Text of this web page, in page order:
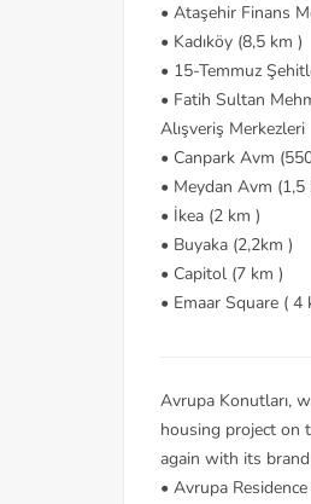
• Ataşehir Finans
• Kadıköy (8,5 km )
• 15-Temmuz
• Fatih Sultan
Alışveriş Merkezleri
• Canpark Avm
• Meydan Avm (1,5
• İkea (2 km )
• Buyaka (2,2km )
• Capitol (7 km )
• Emaar Square ( 4
Avrupa Konutları,
housing project on
again with its
• Avrupa